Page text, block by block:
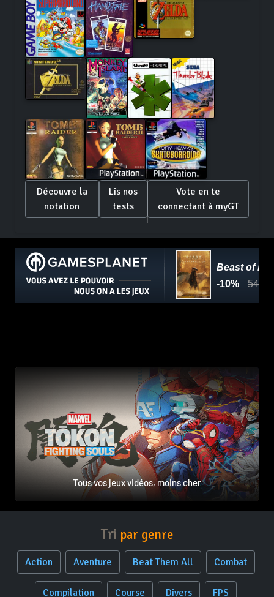
Découvre la
notation
Lis nos
tests
Vote en te
connectant à myGT
Tous vos jeux vidéos, moins cher
Tri par genre
Action Aventure Beat Them All Combat
Compilation Course Divers FPS